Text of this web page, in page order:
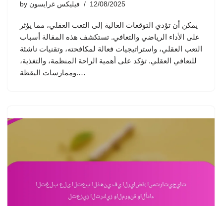
by فيليكس غرايسون 12/08/2025
يمكن أن تؤدي التوقعات العالية إلى التعب العقلي، مما يؤثر
على الأداء الرياضي والتعافي. تستكشف هذه المقالة أسباب
التعب العقلي، واستراتيجيات فعالة لمكافحته، وتقنيات ناشئة
للتعافي العقلي. تؤكد على أهمية الراحة المنظمة، والتغذية،
وممارسات اليقظة.…